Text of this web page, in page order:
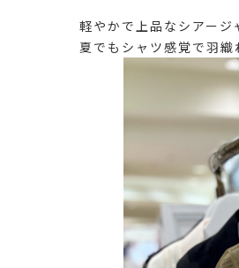
軽やかで上品なシアージ
夏でもシャツ感覚で羽